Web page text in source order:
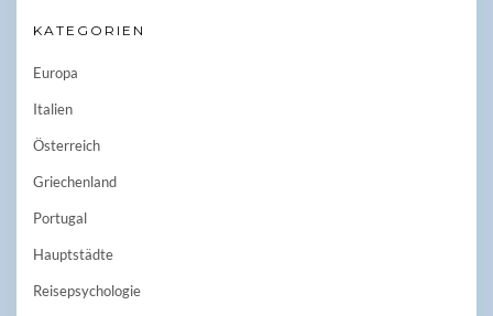
KATEGORIEN
Europa
Italien
Österreich
Griechenland
Portugal
Hauptstädte
Reisepsychologie